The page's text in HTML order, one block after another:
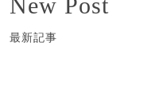
最新記事